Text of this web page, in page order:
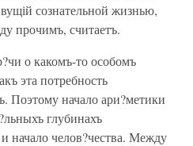
сознательной жизнью,
прочимъ, считаетъ.
о какомъ-то особомъ
эта потребность
Поэтому начало ари?метики
глубинахъ
начало челов?чества. Между